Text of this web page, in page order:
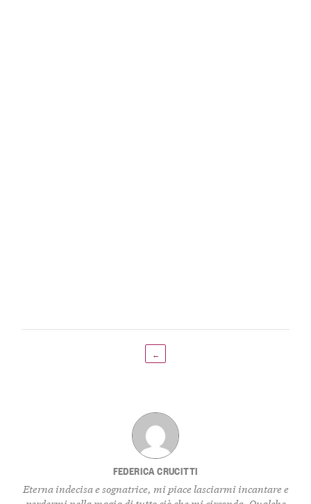
←
FEDERICA CRUCITTI
Eterna indecisa e sognatrice, mi piace lasciarmi incantare e